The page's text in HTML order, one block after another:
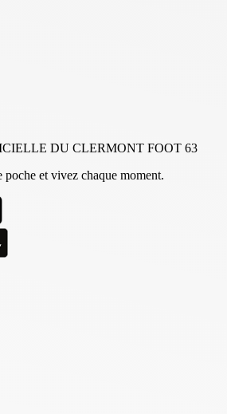
DU CLERMONT FOOT 63
et vivez chaque moment.